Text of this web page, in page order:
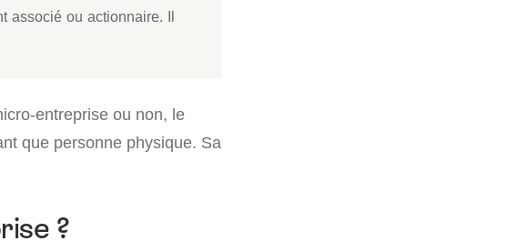
associé ou actionnaire. Il
entreprise ou non, le
que personne physique. Sa
?